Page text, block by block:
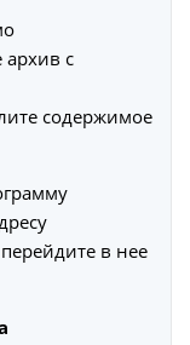
архив с
содержимое
перейдите в нее